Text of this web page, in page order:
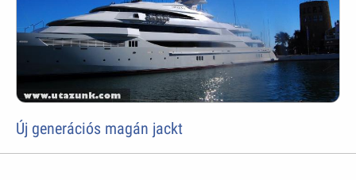
Új generációs magán jackt